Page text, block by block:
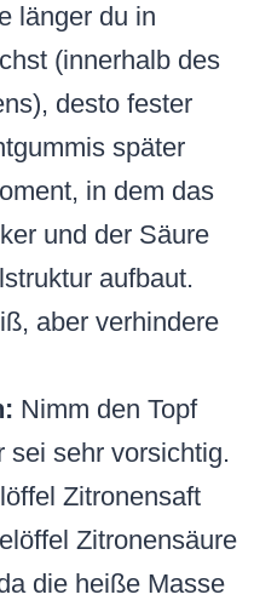
länger du in
(innerhalb des
desto fester
später
in dem das
und der Säure
aufbaut.
aber verhindere
Nimm den Topf
sei sehr vorsichtig.
Zitronensaft
Zitronensäure
die heiße Masse